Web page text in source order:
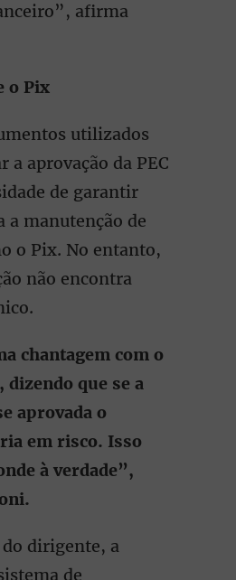
afirma
o Pix
utilizados
a aprovação da PEC
de garantir
a manutenção de
o Pix. No entanto,
não encontra
chantagem com o
dizendo que se a
aprovada o
em risco. Isso
à verdade”,
do dirigente, a
de